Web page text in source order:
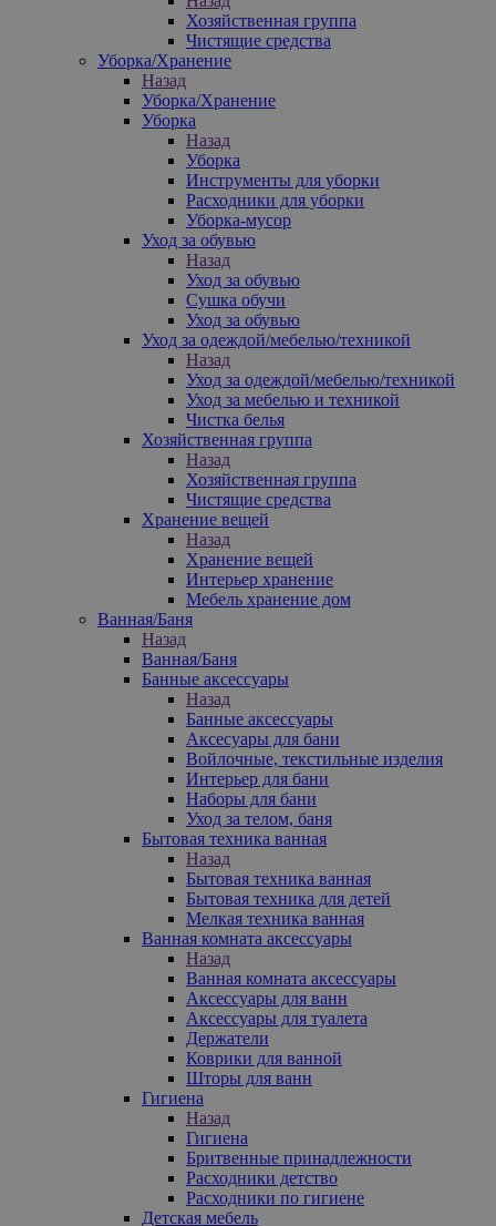
Хозяйственная группа
Чистящие средства
Уборка/Хранение
Назад
Уборка/Хранение
Уборка
Назад
Уборка
Инструменты для уборки
Расходники для уборки
Уборка-мусор
Уход за обувью
Назад
Уход за обувью
Сушка обучи
Уход за обувью
Уход за одеждой/мебелью/техникой
Назад
Уход за одеждой/мебелью/техникой
Уход за мебелью и техникой
Чистка белья
Хозяйственная группа
Назад
Хозяйственная группа
Чистящие средства
Хранение вещей
Назад
Хранение вещей
Интерьер хранение
Мебель хранение дом
Ванная/Баня
Назад
Ванная/Баня
Банные аксессуары
Назад
Банные аксессуары
Аксесуары для бани
Войлочные, текстильные изделия
Интерьер для бани
Наборы для бани
Уход за телом, баня
Бытовая техника ванная
Назад
Бытовая техника ванная
Бытовая техника для детей
Мелкая техника ванная
Ванная комната аксессуары
Назад
Ванная комната аксессуары
Аксессуары для ванн
Аксессуары для туалета
Держатели
Коврики для ванной
Шторы для ванн
Гигиена
Назад
Гигиена
Бритвенные принадлежности
Расходники детство
Расходники по гигиене
Детская мебель